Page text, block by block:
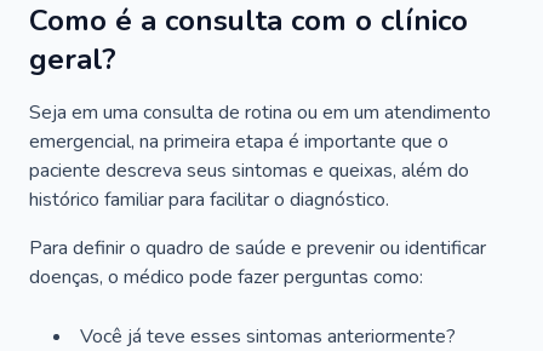
Como é a consulta com o clínico
geral?
Seja em uma consulta de rotina ou em um atendimento
emergencial, na primeira etapa é importante que o
paciente descreva seus sintomas e queixas, além do
histórico familiar para facilitar o diagnóstico.
Para definir o quadro de saúde e prevenir ou identificar
doenças, o médico pode fazer perguntas como:
Você já teve esses sintomas anteriormente?